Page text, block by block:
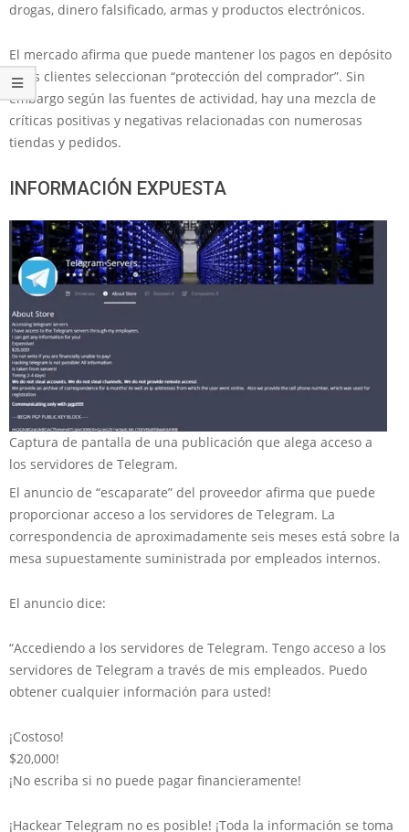
drogas, dinero falsificado, armas y productos electrónicos.
El mercado afirma que puede mantener los pagos en depósito
si los clientes seleccionan “protección del comprador”. Sin
embargo según las fuentes de actividad, hay una mezcla de
críticas positivas y negativas relacionadas con numerosas
tiendas y pedidos.
INFORMACIÓN EXPUESTA
Captura de pantalla de una publicación que alega acceso a
los servidores de Telegram.
El anuncio de “escaparate” del proveedor afirma que puede
proporcionar acceso a los servidores de Telegram. La
correspondencia de aproximadamente seis meses está sobre la
mesa supuestamente suministrada por empleados internos.
El anuncio dice:
“Accediendo a los servidores de Telegram. Tengo acceso a los
servidores de Telegram a través de mis empleados. Puedo
obtener cualquier información para usted!
¡Costoso!
$20,000!
¡No escriba si no puede pagar financieramente!
¡Hackear Telegram no es posible! ¡Toda la información se toma